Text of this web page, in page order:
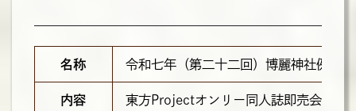
名称 令和七年（第二十二回）博麗神社例大祭
内容 東方Projectオンリー同人誌即売会